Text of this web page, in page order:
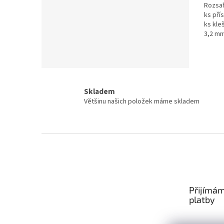
z
5
ks
ks
3,2
Skladem
Většinu našich položek máme skladem
platby